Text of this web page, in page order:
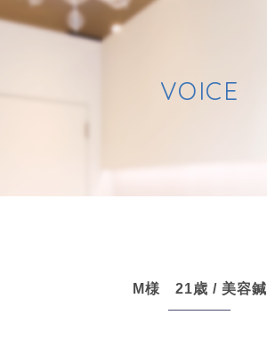
VOICE
M様 21歳 / 美容鍼